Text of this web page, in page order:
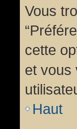
Vous
cette
et vous
Haut